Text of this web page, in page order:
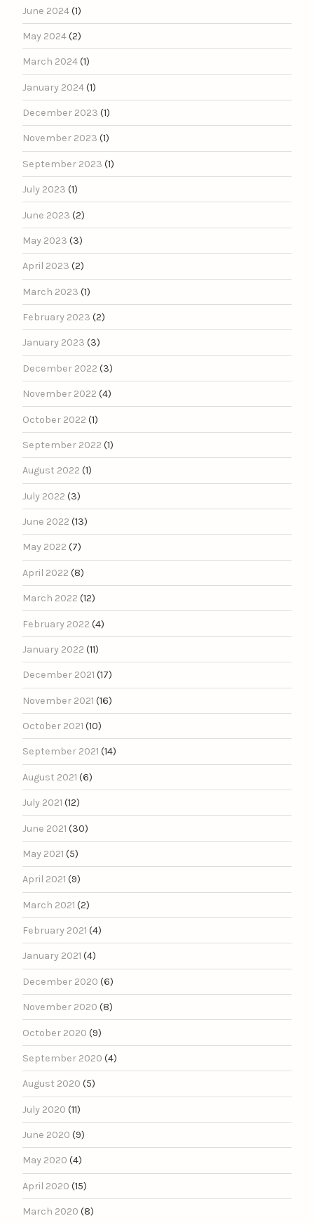
June 2024(1)
May 2024(2)
March 2024(1)
January 2024(1)
December 2023 (1)
November 2023 (1)
September 2023 (1)
July 2023 (1)
June 2023 (2)
May 2023 (3)
April 2023 (2)
March 2023 (1)
February 2023 (2)
January 2023 (3)
December 2022 (3)
November 2022 (4)
October 2022 (1)
September 2022 (1)
August 2022 (1)
July 2022 (3)
June 2022 (13)
May 2022 (7)
April 2022 (8)
March 2022 (12)
February 2022 (4)
January 2022 (11)
December 2021 (17)
November 2021 (16)
October 2021 (10)
September 2021 (14)
August 2021 (6)
July 2021 (12)
June 2021 (30)
May 2021 (5)
April 2021 (9)
March 2021 (2)
February 2021 (4)
January 2021 (4)
December 2020 (6)
November 2020 (8)
October 2020 (9)
September 2020 (4)
August 2020 (5)
July 2020 (11)
June 2020 (9)
May 2020 (4)
April 2020 (15)
March 2020 (8)